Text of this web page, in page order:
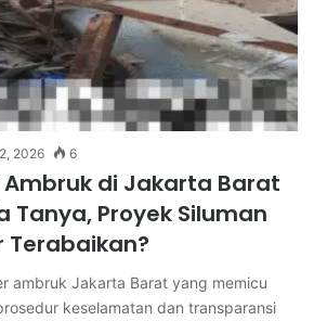
2026 6
Ambruk di Jakarta Barat
Tanya, Proyek Siluman
Terabaikan?
ambruk Jakarta Barat yang memicu
keselamatan dan transparansi